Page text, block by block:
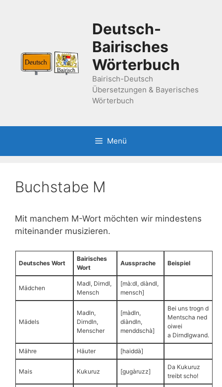
Deutsch-
Bairisches
Wörterbuch
Bairisch-Deutsch
Übersetzungen & Bayerisches
Wörterbuch
Menü
Buchstabe M
Mit manchem M-Wort möchten wir mindestens
miteinander musizieren.
Deutsches Wort
Bairisches
Wort
Aussprache Beispiel
Mädchen
Madl, Dirndl,
Mensch
[mà:dl, diàndl,
mensch]
Mädels
Madln,
Dirndln,
Menscher
[màdln,
diàndln,
menddschà]
Bei uns trogn d
Mentscha ned
oiwei
a Dirndlgwand.
Mähre Häuter [haiddà]
Mais Kukuruz [gugàruzz]
Da Kukuruz
treibt scho!